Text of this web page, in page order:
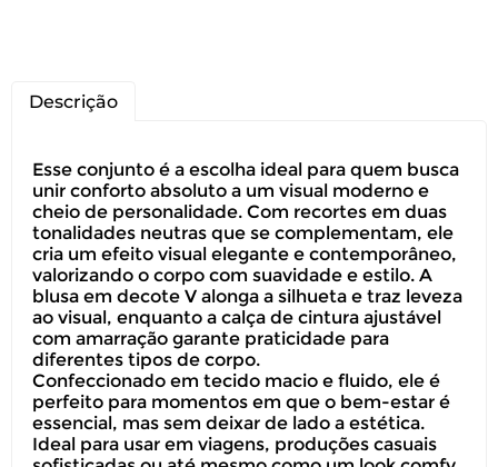
Descrição
Esse conjunto é a escolha ideal para quem busca
unir conforto absoluto a um visual moderno e
cheio de personalidade. Com recortes em duas
tonalidades neutras que se complementam, ele
cria um efeito visual elegante e contemporâneo,
valorizando o corpo com suavidade e estilo. A
blusa em decote V alonga a silhueta e traz leveza
ao visual, enquanto a calça de cintura ajustável
com amarração garante praticidade para
diferentes tipos de corpo.
Confeccionado em tecido macio e fluido, ele é
perfeito para momentos em que o bem-estar é
essencial, mas sem deixar de lado a estética.
Ideal para usar em viagens, produções casuais